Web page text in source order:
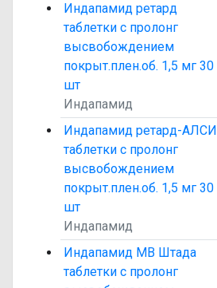
Индапамид ретард
таблетки с пролонг
высвобождением
покрыт.плен.об. 1,5 мг 30
шт
Индапамид
Индапамид ретард-АЛСИ
таблетки с пролонг
высвобождением
покрыт.плен.об. 1,5 мг 30
шт
Индапамид
Индапамид МВ Штада
таблетки с пролонг